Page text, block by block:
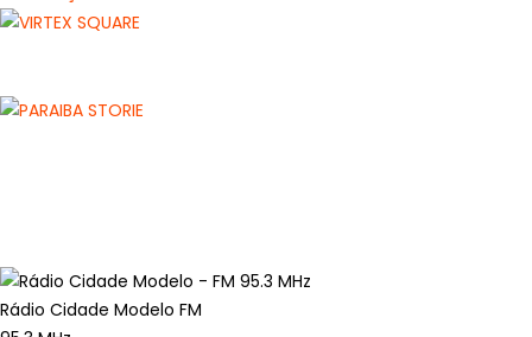
Rádio Cidade Modelo FM